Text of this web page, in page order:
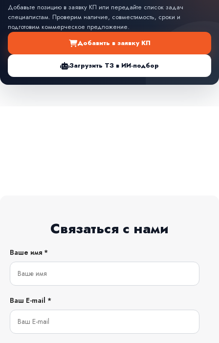
Добавьте позицию в заявку КП или передайте список задач
специалистам. Проверим наличие, совместимость, сроки и
подготовим коммерческое предложение.
Добавить в заявку КП
Загрузить ТЗ в ИИ-подбор
Связаться с нами
Ваше имя *
Ваш E-mail *